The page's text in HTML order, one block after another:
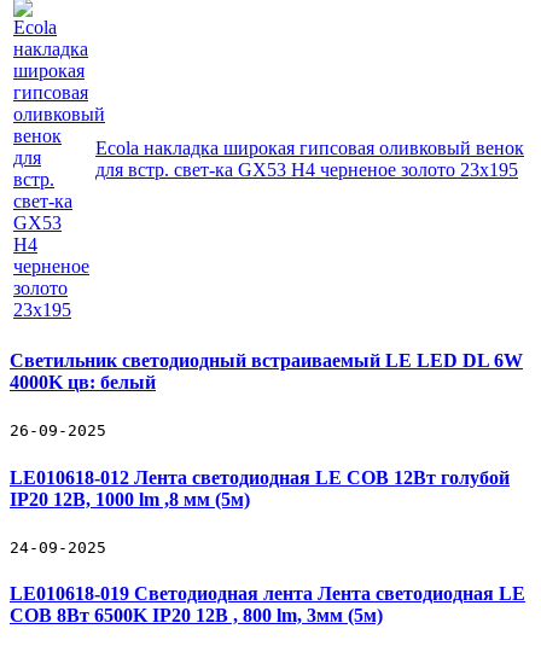
Ecola накладка широкая гипсовая оливковый венок
для встр. свет-ка GX53 H4 черненое золото 23х195
Светильник светодиодный встраиваемый LE LED DL 6W
4000K цв: белый
26-09-2025
LE010618-012 Лента светодиодная LE COB 12Вт голубой
IP20 12В, 1000 lm ,8 мм (5м)
24-09-2025
LE010618-019 Светодиодная лента Лента светодиодная LE
COB 8Вт 6500K IP20 12В , 800 lm, 3мм (5м)